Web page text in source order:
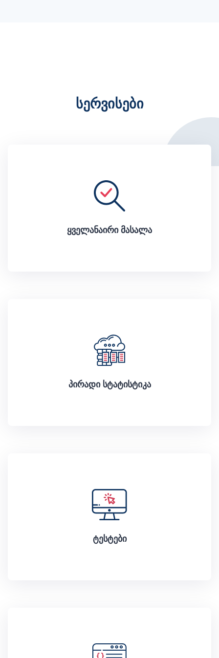
ᲡᲔᲠᲕᲘᲡᲔᲑᲘ
ყველანაირი მასალა
პირადი სტატისტიკა
ტესტები